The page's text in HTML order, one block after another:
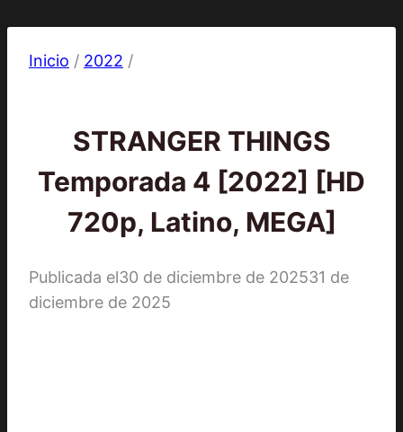
Inicio / 2022 /
STRANGER THINGS
Temporada 4 [2022] [HD
720p, Latino, MEGA]
Publicada el30 de diciembre de 202531 de
diciembre de 2025